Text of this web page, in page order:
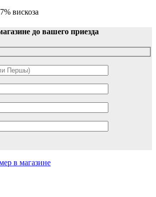
вискоза
до вашего приезда
в магазине